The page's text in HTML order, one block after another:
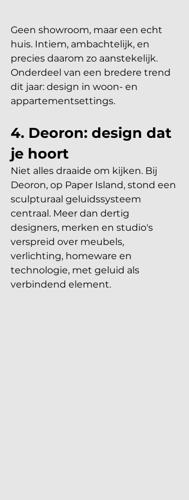
Geen showroom, maar een echt
huis. Intiem, ambachtelijk, en
precies daarom zo aanstekelijk.
Onderdeel van een bredere trend
dit jaar: design in woon- en
appartementsettings.
4. Deoron: design dat
je hoort
Niet alles draaide om kijken. Bij
Deoron, op Paper Island, stond een
sculpturaal geluidssysteem
centraal. Meer dan dertig
designers, merken en studio's
verspreid over meubels,
verlichting, homeware en
technologie, met geluid als
verbindend element.